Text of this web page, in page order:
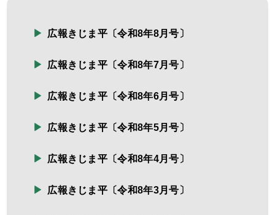
広報きじま平〔令和8年8月号〕
広報きじま平〔令和8年7月号〕
広報きじま平〔令和8年6月号〕
広報きじま平〔令和8年5月号〕
広報きじま平〔令和8年4月号〕
広報きじま平〔令和8年3月号〕